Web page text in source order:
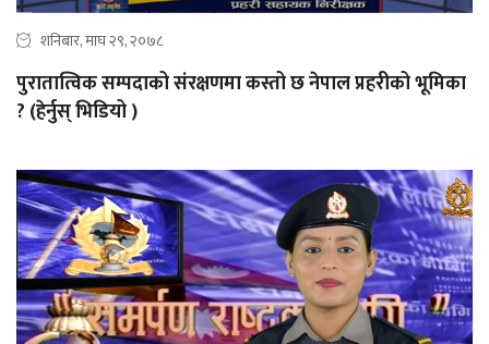
शनिबार, माघ २९, २०७८
पुरातात्विक सम्पदाको संरक्षणमा कस्तो छ नेपाल प्रहरीको भूमिका
? (हेर्नुस् भिडियो )